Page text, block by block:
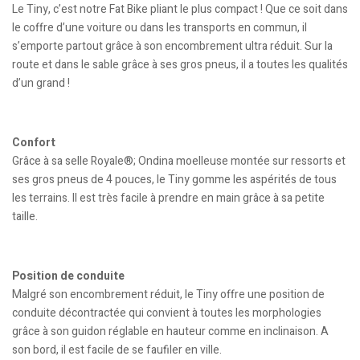
Le Tiny, c’est notre Fat Bike pliant le plus compact ! Que ce soit dans
le coffre d’une voiture ou dans les transports en commun, il
s’emporte partout grâce à son encombrement ultra réduit. Sur la
route et dans le sable grâce à ses gros pneus, il a toutes les qualités
d’un grand !
Confort
Grâce à sa selle Royale®; Ondina moelleuse montée sur ressorts et
ses gros pneus de 4 pouces, le Tiny gomme les aspérités de tous
les terrains. Il est très facile à prendre en main grâce à sa petite
taille.
Position de conduite
Malgré son encombrement réduit, le Tiny offre une position de
conduite décontractée qui convient à toutes les morphologies
grâce à son guidon réglable en hauteur comme en inclinaison. A
son bord, il est facile de se faufiler en ville.